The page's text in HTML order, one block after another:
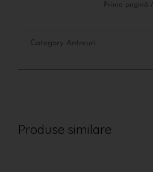
Prima pagină /
Category Antreuri
Produse similare